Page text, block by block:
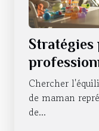
Chercher
de maman
de...